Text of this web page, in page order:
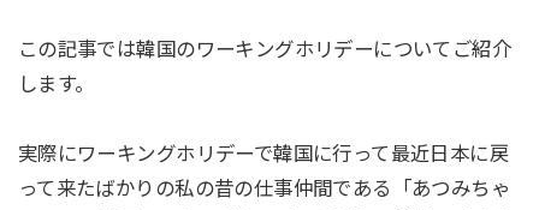
この記事では韓国のワーキングホリデーについてご紹介
します。
実際にワーキングホリデーで韓国に行って最近日本に戻
って来たばかりの私の昔の仕事仲間である「あつみちゃ